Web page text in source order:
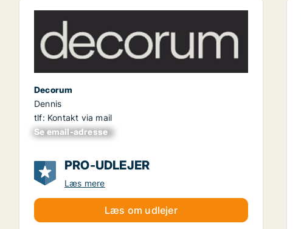
Decorum
Dennis
tlf: Kontakt via mail
Se email-adresse
xxxxxxxxxxxxxxxx
PRO-UDLEJER
Læs mere
Læs om udlejer